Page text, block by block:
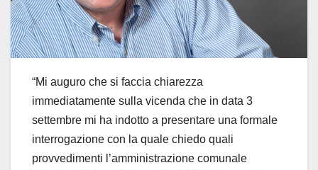
“Mi auguro che si faccia chiarezza
immediatamente sulla vicenda che in data 3
settembre mi ha indotto a presentare una formale
interrogazione con la quale chiedo quali
provvedimenti l’amministrazione comunale